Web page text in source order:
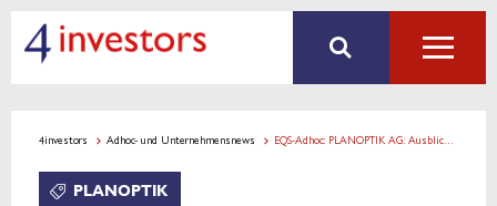
4investors Adhoc- und Unternehmensnews EQS-Adhoc: PLANOPTIK AG: Ausblick Jahreszahlen 2025
PLANOPTIK